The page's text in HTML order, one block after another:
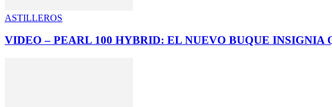
ASTILLEROS
VIDEO – PEARL 100 HYBRID: EL NUEVO BUQUE INSIGNIA